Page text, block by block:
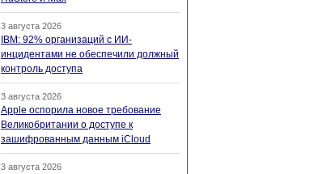
3 августа 2026
IBM: 92% организаций с ИИ-
инцидентами не обеспечили должный
контроль доступа
3 августа 2026
Apple оспорила новое требование
Великобритании о доступе к
зашифрованным данным iCloud
3 августа 2026